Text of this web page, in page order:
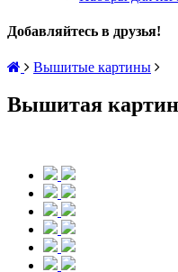
Добавляйтесь в друзья!
Вышитые картины
Вышитая